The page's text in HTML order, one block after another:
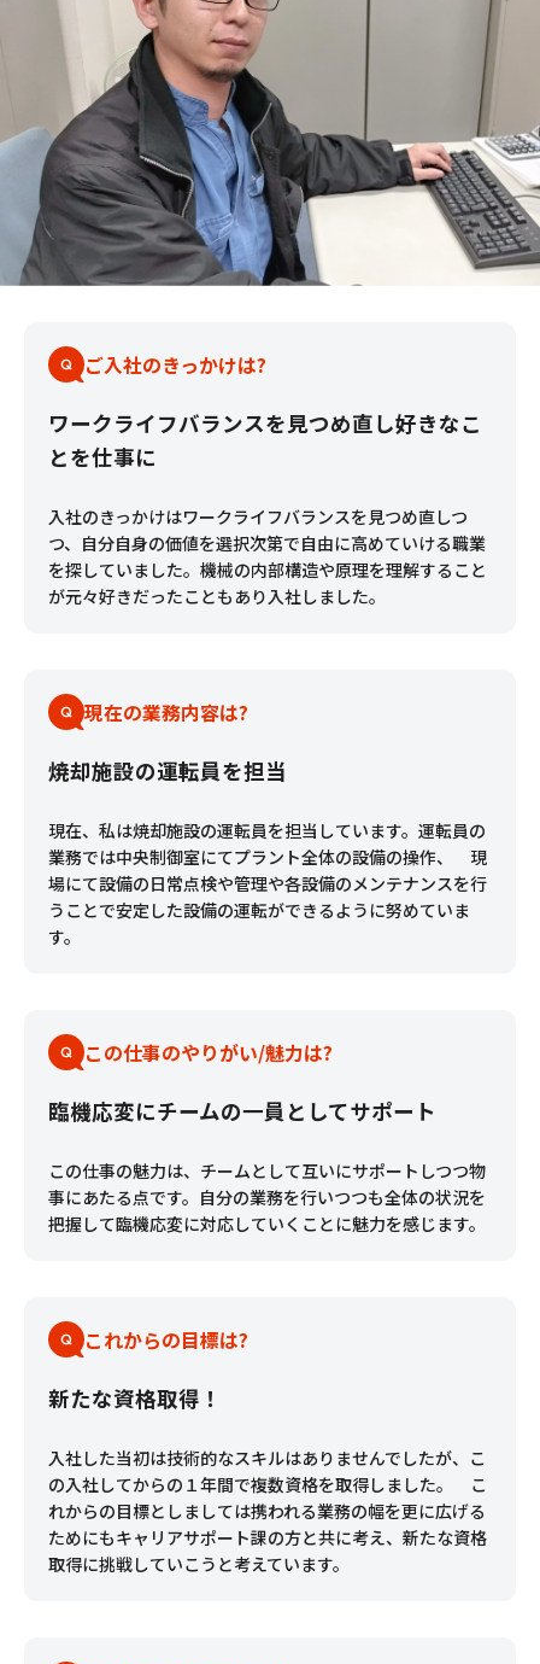
ご入社のきっかけは?
ワークライフバランスを見つめ直し好きなこ
とを仕事に
入社のきっかけはワークライフバランスを見つめ直しつ
つ、自分自身の価値を選択次第で自由に高めていける職業
を探していました。機械の内部構造や原理を理解すること
が元々好きだったこともあり入社しました。
現在の業務内容は?
焼却施設の運転員を担当
現在、私は焼却施設の運転員を担当しています。運転員の
業務では中央制御室にてプラント全体の設備の操作、 現
場にて設備の日常点検や管理や各設備のメンテナンスを行
うことで安定した設備の運転ができるように努めていま
す。
この仕事のやりがい/魅力は?
臨機応変にチームの一員としてサポート
この仕事の魅力は、チームとして互いにサポートしつつ物
事にあたる点です。自分の業務を行いつつも全体の状況を
把握して臨機応変に対応していくことに魅力を感じます。
これからの目標は?
新たな資格取得！
入社した当初は技術的なスキルはありませんでしたが、こ
の入社してからの１年間で複数資格を取得しました。 こ
れからの目標としましては携われる業務の幅を更に広げる
ためにもキャリアサポート課の方と共に考え、新たな資格
取得に挑戦していこうと考えています。